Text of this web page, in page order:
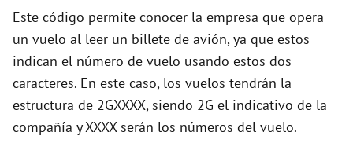
d
e
o
Este código permite conocer la empresa que opera
un vuelo al leer un billete de avión, ya que estos
indican el número de vuelo usando estos dos
caracteres. En este caso, los vuelos tendrán la
estructura de 2GXXXX, siendo 2G el indicativo de la
compañía y XXXX serán los números del vuelo.